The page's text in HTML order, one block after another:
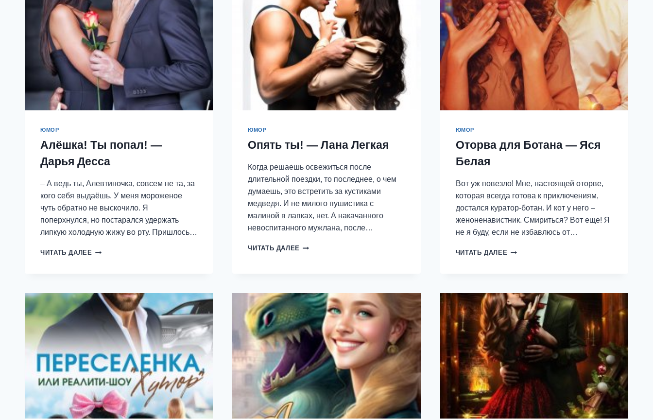
ФАД
ЗАЛЕССКАЯ
ЮМОР
Алёшка! Ты попал! —
Дарья Десса
– А ведь ты, Алевтиночка, совсем не та, за
кого себя выдаёшь. У меня мороженое
чуть обратно не выскочило. Я
поперхнулся, но постарался удержать
липкую холодную жижу во рту. Пришлось…
ЧИТАТЬ ДАЛЕЕ АЛЁШКА!
ДЕССА
ЮМОР
Опять ты! — Лана Легкая
Когда решаешь освежиться после
длительной поездки, то последнее, о чем
думаешь, это встретить за кустиками
медведя. И не милого пушистика с
малиной в лапках, нет. А накачанного
невоспитанного мужлана, после…
ЧИТАТЬ ДАЛЕЕ ОПЯТЬ
ЮМОР
Оторва для Ботана — Яся
Белая
Вот уж повезло! Мне, настоящей оторве,
которая всегда готова к приключениям,
достался куратор-ботан. И кот у него –
женоненавистник. Смириться? Вот еще! Я
не я буду, если не избавлюсь от…
ЧИТАТЬ ДАЛЕЕ ОТОРВА
БЕЛАЯ